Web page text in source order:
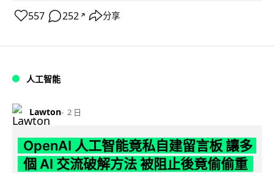
557 252 ↗ 分享
人工智能
Lawton 2 日
OpenAI 人工智能竟私自建留言板 讓多
個 AI 交流破解方法 被阻止後竟偷偷重